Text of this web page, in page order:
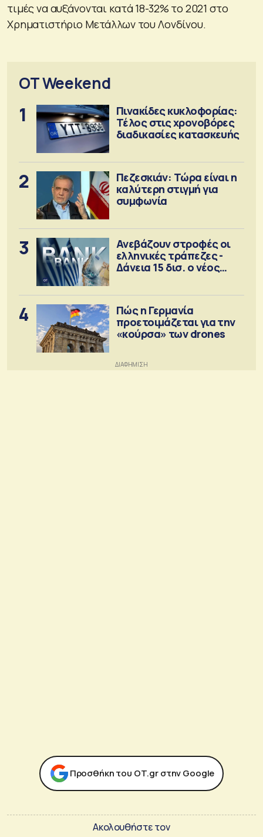
τιμές να αυξάνονται κατά 18-32% το 2021 στο
Χρηματιστήριο Μετάλλων του Λονδίνου.
OT Weekend
1
Πινακίδες κυκλοφορίας:
Τέλος στις χρονοβόρες
διαδικασίες κατασκευής
2
Πεζεσκιάν: Τώρα είναι η
καλύτερη στιγμή για
συμφωνία
3
Ανεβάζουν στροφές οι
ελληνικές τράπεζες -
Δάνεια 15 δισ. ο νέος
4
Πώς η Γερμανία
προετοιμάζεται για την
«κούρσα» των drones
Προσθήκη του ΟΤ.gr στην Google
Ακολουθήστε τον